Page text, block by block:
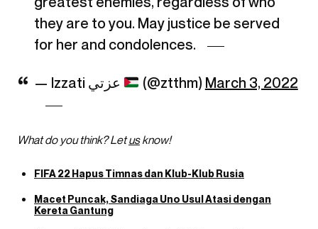
they are to you. May justice be served
for her and condolences.
(@ztthm) March 3, 2022
What do you think? Letusknow!
FIFA 22 Hapus Timnas dan Klub-Klub Rusia
Macet Puncak, Sandiaga Uno Usul Atasi dengan
Kereta Gantung